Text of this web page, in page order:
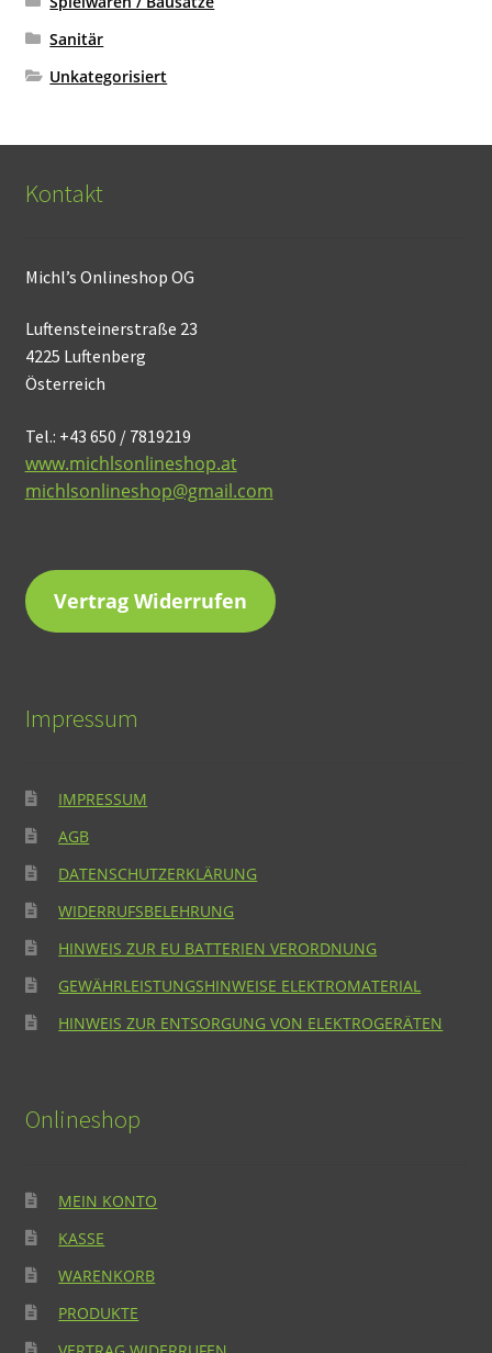
Sanitär
Unkategorisiert
Kontakt
Michl’s Onlineshop OG
Luftensteinerstraße 23
4225 Luftenberg
Österreich
Tel.: +43 650 / 7819219
www.michlsonlineshop.at
michlsonlineshop@gmail.com
Vertrag Widerrufen
Impressum
IMPRESSUM
AGB
DATENSCHUTZERKLÄRUNG
WIDERRUFSBELEHRUNG
HINWEIS ZUR EU BATTERIEN VERORDNUNG
GEWÄHRLEISTUNGSHINWEISE ELEKTROMATERIAL
HINWEIS ZUR ENTSORGUNG VON ELEKTROGERÄTEN
Onlineshop
MEIN KONTO
KASSE
WARENKORB
PRODUKTE